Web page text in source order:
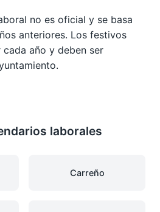
no es oficial y se basa
anteriores. Los festivos
año y deben ser
laborales
Carreño